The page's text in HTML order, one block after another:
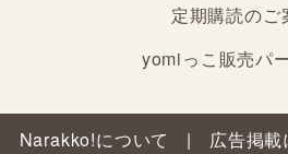
定期購読のご
yomiっこ販売パ
Narakko!について 広告掲